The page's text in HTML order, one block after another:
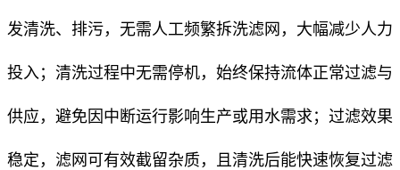
发清洗、排污，无需人工频繁拆洗滤网，大幅减少人力
投入；清洗过程中无需停机，始终保持流体正常过滤与
供应，避免因中断运行影响生产或用水需求；过滤效果
稳定，滤网可有效截留杂质，且清洗后能快速恢复过滤